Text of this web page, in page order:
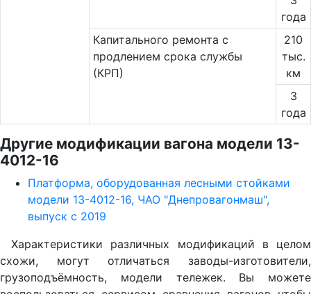
года
Капитального ремонта с
продлением срока службы
(КРП)
210
тыс.
км
3
года
Другие модификации вагона модели 13-
4012-16
Платформа, оборудованная лесными стойками
модели 13-4012-16, ЧАО "Днепровагонмаш",
выпуск с 2019
Характеристики различных модификаций в целом
схожи, могут отличаться заводы-изготовители,
грузоподъёмность, модели тележек. Вы можете